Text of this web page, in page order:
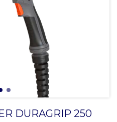
DURAGRIP 250